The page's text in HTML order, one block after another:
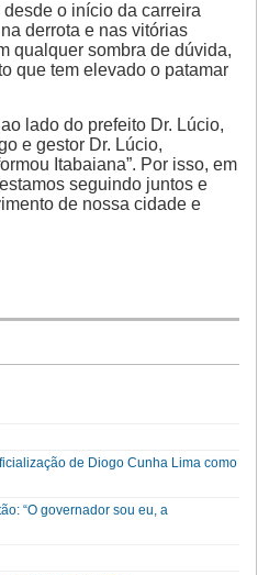
o início da carreira
derrota e nas vitórias
qualquer sombra de dúvida,
que tem elevado o patamar
lado do prefeito Dr. Lúcio,
e gestor Dr. Lúcio,
Itabaiana”. Por isso, em
seguindo juntos e
de nossa cidade e
de Diogo Cunha Lima como
“O governador sou eu, a